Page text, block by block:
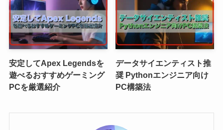
安定してApex Legendsを
遊べるおすすめゲーミング
PCを厳選紹介
データサイエンティスト推
奨 Pythonエンジニア向け
PC構築法